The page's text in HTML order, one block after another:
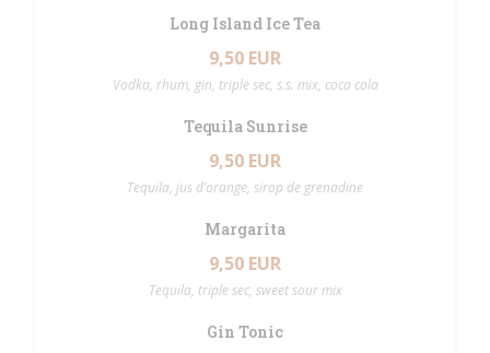
Long Island Ice Tea
9,50 EUR
Vodka, rhum, gin, triple sec, s.s. mix, coca cola
Tequila Sunrise
9,50 EUR
Tequila, jus d’orange, sirop de grenadine
Margarita
9,50 EUR
Tequila, triple sec, sweet sour mix
Gin Tonic